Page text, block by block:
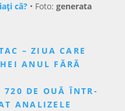
că?• Foto: generata
– ZIUA CARE
ANUL FĂRĂ
720 DE OUĂ ÎNTR-
ANALIZELE